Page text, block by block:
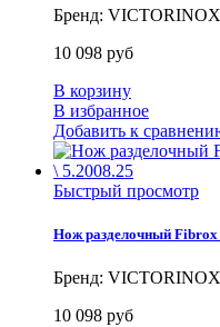
Бренд:
10 098 руб
В корзину
В избранное
Добавить к
Быстрый просмотр
Нож разделочный
Бренд:
10 098 руб